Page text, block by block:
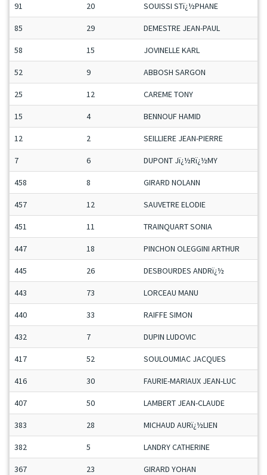
91 20 SOUISSI STï¿½PHANE
85 29 DEMESTRE JEAN-PAUL
58 15 JOVINELLE KARL
52 9 ABBOSH SARGON
25 12 CAREME TONY
15 4 BENNOUF HAMID
12 2 SEILLIERE JEAN-PIERRE
7 6 DUPONT Jï¿½Rï¿½MY
458 8 GIRARD NOLANN
457 12 SAUVETRE ELODIE
451 11 TRAINQUART SONIA
447 18 PINCHON OLEGGINI ARTHUR
445 26 DESBOURDES ANDRï¿½
443 73 LORCEAU MANU
440 33 RAIFFE SIMON
432 7 DUPIN LUDOVIC
417 52 SOULOUMIAC JACQUES
416 30 FAURIE-MARIAUX JEAN-LUC
407 50 LAMBERT JEAN-CLAUDE
383 28 MICHAUD AURï¿½LIEN
382 5 LANDRY CATHERINE
367 23 GIRARD YOHAN